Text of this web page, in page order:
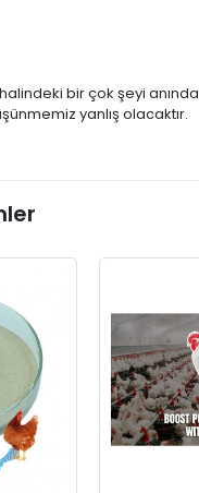
bir çok şeyi
yanlış olacaktır.